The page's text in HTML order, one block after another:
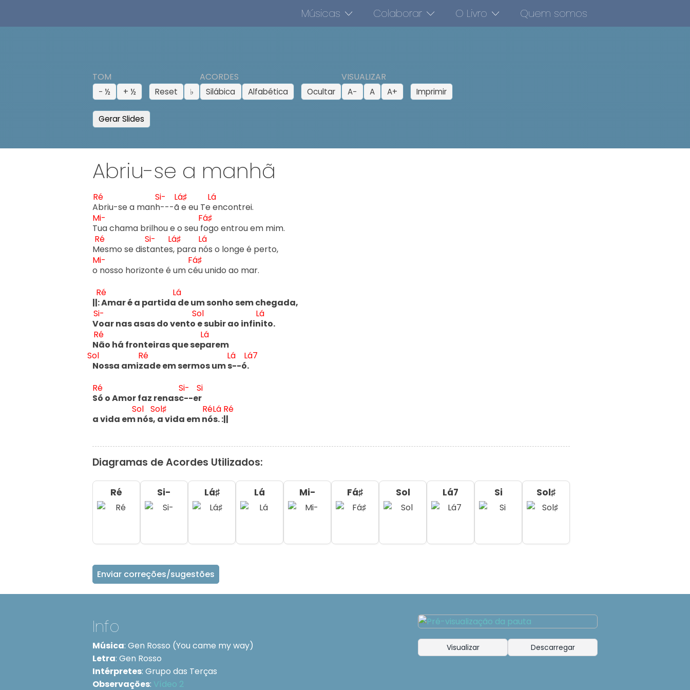
Músicas Colaborar O Livro Quem somos
TOM
− ½ + ½ Reset ♭
ACORDES
Silábica Alfabética Ocultar
VISUALIZAR
A− A A+ Imprimir
Gerar Slides
Abriu-se a manhã
A
Ré
briu-se a manh
Si-
---ã
Lá♯
e eu Te
Lá
encontrei.
T
Mi-
ua chama brilhou e o seu f
Fá♯
ogo entrou em mim.
M
Ré
esmo se dist
Si-
antes
Lá♯
, para n
Lá
ós o longe é perto,
o
Mi-
nosso horizonte é um c
Fá♯
éu unido ao mar.
||:
Ré
Amar é a partida
Lá
de um sonho sem chegada,
V
Si-
oar nas asas do vento
Sol
e subir ao infin
Lá
ito.
N
Ré
ão há fronteiras que sep
Lá
Sol
Nossa amiz
Ré
ade em sermos um s
Lá
--ó.
Lá7
S
Ré
ó o Amor faz renasc
Si-
--er
Si
a vida em
Sol
nós,
Sol♯
a vida em n
Ré
ós
Lá
. :||
Ré
Diagramas de Acordes Utilizados:
Ré Si- Lá♯ Lá Mi- Fá♯ Sol Lá7 Si Sol♯
Enviar correções/sugestões
Info
Música: Gen Rosso (You came my way)
Letra: Gen Rosso
Intérpretes: Grupo das Terças
Observações: Vídeo 2
Visualizar Descarregar